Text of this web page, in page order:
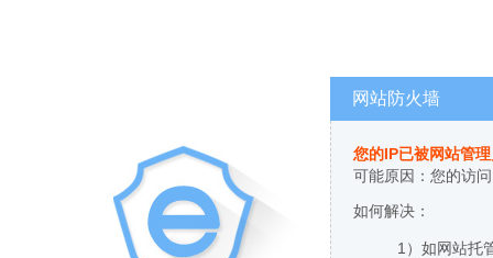
网站防火墙
您的IP已被网站管
可能原因：您的访
如何解决：
1）如网站托